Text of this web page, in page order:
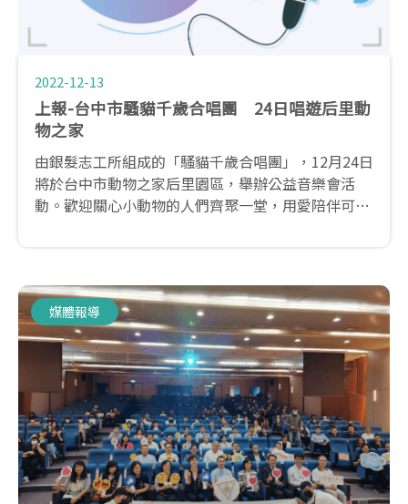
2022-12-13
上報-台中市騷貓千歲合唱團 24日唱遊后里動
物之家
由銀髮志工所組成的「騷貓千歲合唱團」，12月24日
將於台中市動物之家后里園區，舉辦公益音樂會活
動。歡迎關心小動物的人們齊聚一堂，用愛陪伴可愛
媒體報導